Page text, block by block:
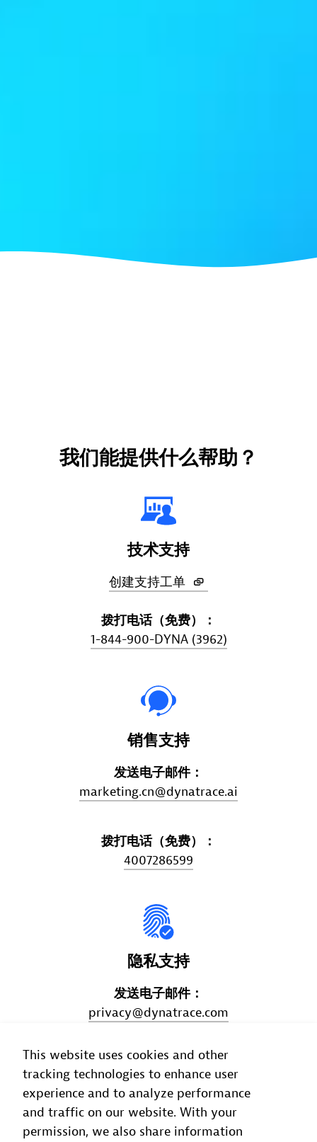
我们能提供什么帮助？
技术支持
创建支持工单
拨打电话（免费）：
1-844-900-DYNA (3962)
销售支持
发送电子邮件：
marketing.cn@dynatrace.ai
拨打电话（免费）：
4007286599
隐私支持
发送电子邮件：
privacy@dynatrace.com
支持中心
This website uses cookies and other
tracking technologies to enhance user
experience and to analyze performance
and traffic on our website. With your
permission, we also share information